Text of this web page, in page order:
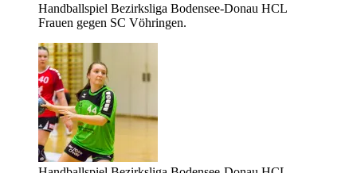
Handballspiel Bezirksliga Bodensee-Donau HCL
Frauen gegen SC Vöhringen.